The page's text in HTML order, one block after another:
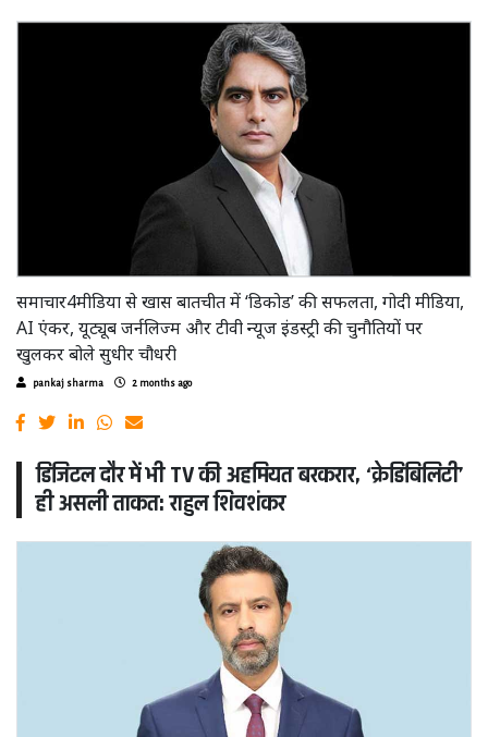
समाचार4मीडिया से खास बातचीत में ‘डिकोड’ की सफलता, गोदी मीडिया,
AI एंकर, यूट्यूब जर्नलिज्म और टीवी न्यूज इंडस्ट्री की चुनौतियों पर
खुलकर बोले सुधीर चौधरी
pankaj sharma 2 months ago
डिजिटल दौर में भी TV की अहमियत बरकरार, ‘क्रेडिबिलिटी’
ही असली ताकत: राहुल शिवशंकर